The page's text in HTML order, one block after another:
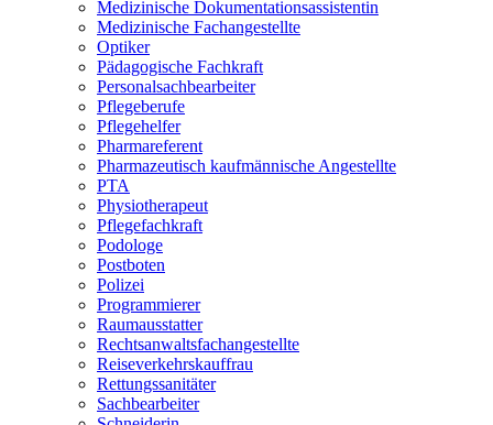
Medizinische Dokumentationsassistentin
Medizinische Fachangestellte
Optiker
Pädagogische Fachkraft
Personalsachbearbeiter
Pflegeberufe
Pflegehelfer
Pharmareferent
Pharmazeutisch kaufmännische Angestellte
PTA
Physiotherapeut
Pflegefachkraft
Podologe
Postboten
Polizei
Programmierer
Raumausstatter
Rechtsanwaltsfachangestellte
Reiseverkehrskauffrau
Rettungssanitäter
Sachbearbeiter